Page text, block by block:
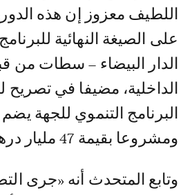
اللطيف معزوز إن هذه
على الصيغة النهائية
الدار البيضاء – سطات من
ومشروعا بقيمة 47 مليار درهم.